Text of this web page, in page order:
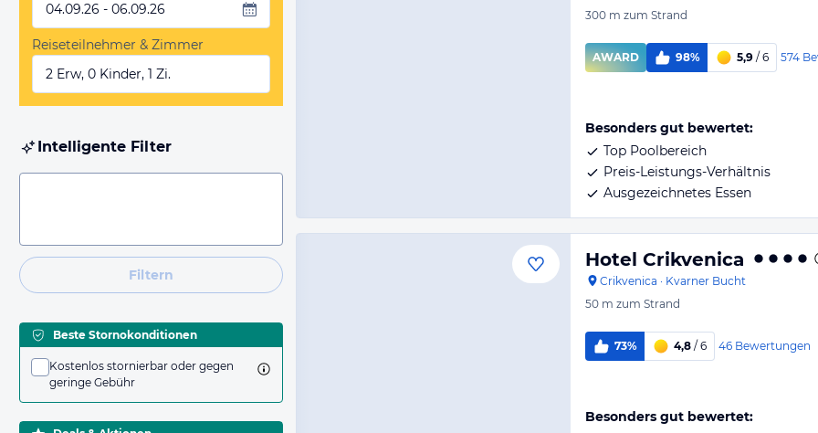
04.09.26 - 06.09.26
Reiseteilnehmer & Zimmer
2 Erw, 0 Kinder, 1 Zi.
Intelligente Filter
Filtern
Beste Stornokonditionen
Kostenlos stornierbar oder gegen
geringe Gebühr
300 m zum Strand
AWARD 98% 5,9 / 6 574
Besonders gut bewertet:
Top Poolbereich
Preis-Leistungs-Verhältnis
Ausgezeichnetes Essen
Hotel Crikvenica
Crikvenica · Kvarner Bucht
50 m zum Strand
73% 4,8 / 6 46 Bewertungen
Besonders gut bewertet: